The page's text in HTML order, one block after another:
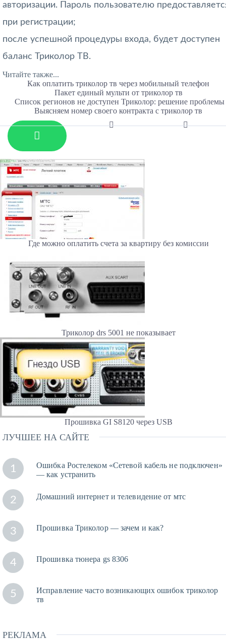
авторизации. Пароль пользователю
при регистрации;
после успешной процедуры входа, будет доступен
баланс Триколор ТВ.
Читайте также...
Как оплатить триколор тв через мобильный телефон
Пакет единый мульти от триколор тв
Список регионов не доступен Триколор: решение проблемы
Выясняем номер своего контракта с триколор тв
Где можно оплатить счета за квартиру без комиссии
Триколор drs 5001 не показывает
Прошивка GI S8120 через USB
ЛУЧШЕЕ НА САЙТЕ
1
Ошибка Ростелеком «Сетевой кабель не подключен»
— как устранить
2 Домашний интернет и телевидение от мтс
3 Прошивка Триколор — зачем и как?
4 Прошивка тюнера gs 8306
5
Исправление часто возникающих ошибок триколор
тв
РЕКЛАМА